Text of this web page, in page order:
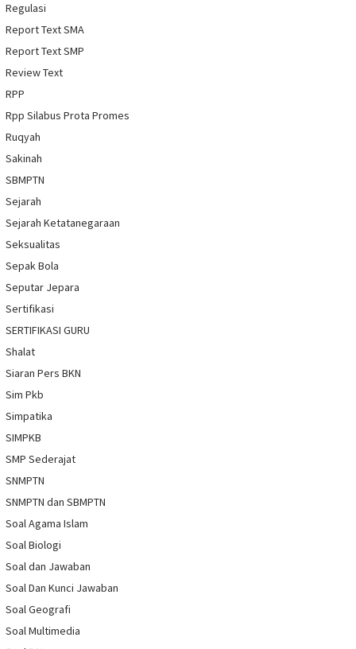
Regulasi
Report Text SMA
Report Text SMP
Review Text
RPP
Rpp Silabus Prota Promes
Ruqyah
Sakinah
SBMPTN
Sejarah
Sejarah Ketatanegaraan
Seksualitas
Sepak Bola
Seputar Jepara
Sertifikasi
SERTIFIKASI GURU
Shalat
Siaran Pers BKN
Sim Pkb
Simpatika
SIMPKB
SMP Sederajat
SNMPTN
SNMPTN dan SBMPTN
Soal Agama Islam
Soal Biologi
Soal dan Jawaban
Soal Dan Kunci Jawaban
Soal Geografi
Soal Multimedia